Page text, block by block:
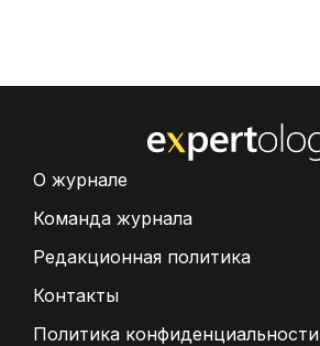
О журнале
Команда журнала
Редакционная политика
Контакты
Политика конфиденциальности